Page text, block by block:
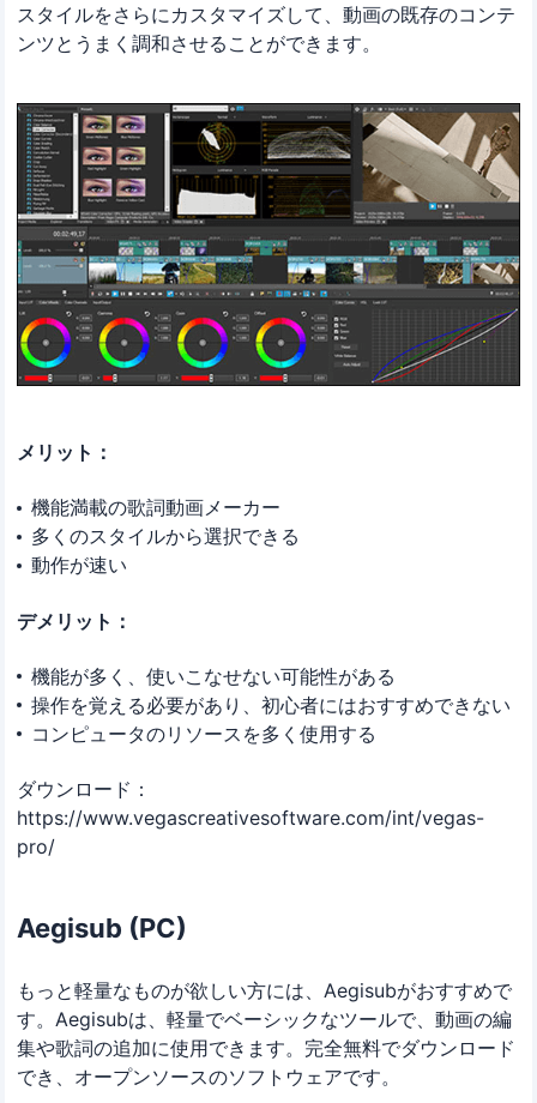
スタイルをさらにカスタマイズして、動画の既存のコンテ
ンツとうまく調和させることができます。
メリット：
機能満載の歌詞動画メーカー
多くのスタイルから選択できる
動作が速い
デメリット：
機能が多く、使いこなせない可能性がある
操作を覚える必要があり、初心者にはおすすめできない
コンピュータのリソースを多く使用する
ダウンロード：
https://www.vegascreativesoftware.com/int/vegas-
pro/
Aegisub (PC)
もっと軽量なものが欲しい方には、Aegisubがおすすめで
す。Aegisubは、軽量でベーシックなツールで、動画の編
集や歌詞の追加に使用できます。完全無料でダウンロード
でき、オープンソースのソフトウェアです。